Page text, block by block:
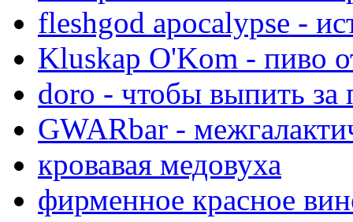
fleshgod apocalypse -
Kluskap O'Kom - пиво
doro - чтобы выпить за
GWARbar -
кровавая медовуха
фирменное красное